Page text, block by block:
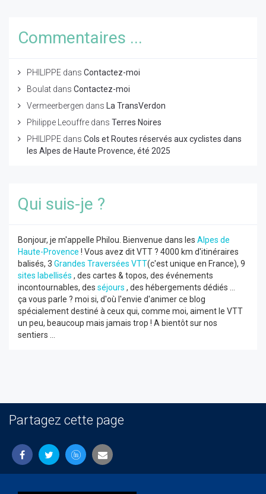
Commentaires ...
PHILIPPE dans Contactez-moi
Boulat dans Contactez-moi
Vermeerbergen dans
La TransVerdon
Philippe Leouffre dans Terres Noires
PHILIPPE dans Cols et Routes réservés aux cyclistes dans
les Alpes de Haute Provence, été 2025
Qui suis-je ?
Bonjour, je m'appelle Philou. Bienvenue dans les Alpes de
Haute-Provence ! Vous avez dit VTT ? 4000 km d'itinéraires
balisés, 3 Grandes Traversées VTT(c'est unique en France), 9
sites labellisés , des cartes & topos, des événements
incontournables, des séjours , des hébergements dédiés ...
ça vous parle ? moi si, d'où l'envie d'animer ce blog
spécialement destiné à ceux qui, comme moi, aiment le VTT
un peu, beaucoup mais jamais trop ! A bientôt sur nos
sentiers ...
Partagez cette page